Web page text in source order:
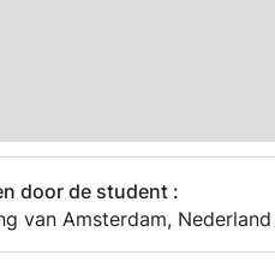
door de student :
van Amsterdam, Nederland